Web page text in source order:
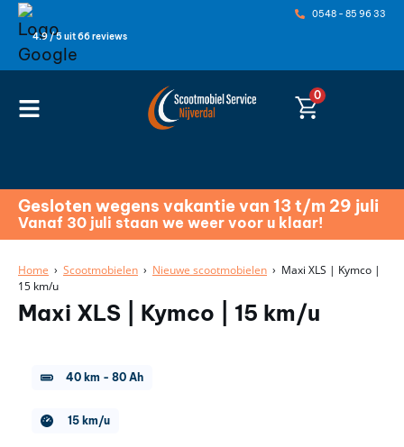
4.9 / 5 uit 66 reviews
0548 - 85 96 33
0
Gesloten wegens vakantie van 13 t/m 29 juli
Vanaf 30 juli staan we weer voor u klaar!
Home › Scootmobielen › Nieuwe scootmobielen › Maxi XLS | Kymco |
15 km/u
Maxi XLS | Kymco | 15 km/u
40 km - 80 Ah
15 km/u